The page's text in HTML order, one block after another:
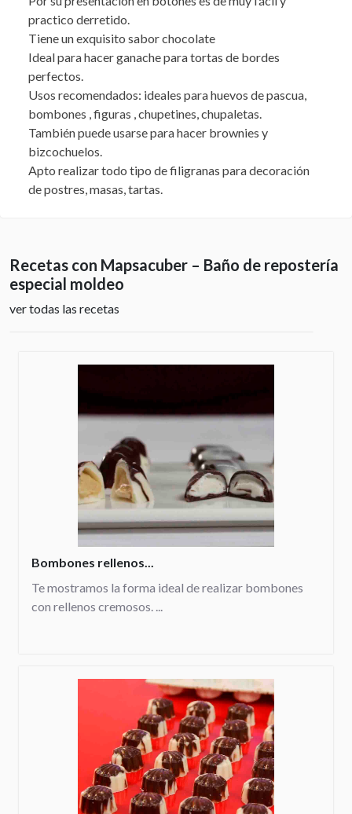
practico derretido.
Tiene un exquisito sabor chocolate
Ideal para hacer ganache para tortas de bordes
perfectos.
Usos recomendados: ideales para huevos de pascua,
bombones , figuras , chupetines, chupaletas.
También puede usarse para hacer brownies y
bizcochuelos.
Apto realizar todo tipo de filigranas para decoración
de postres, masas, tartas.
Recetas con Mapsacuber – Baño de repostería
especial moldeo
ver todas las recetas
Bombones rellenos...
Te mostramos la forma ideal de realizar bombones
con rellenos cremosos. ...